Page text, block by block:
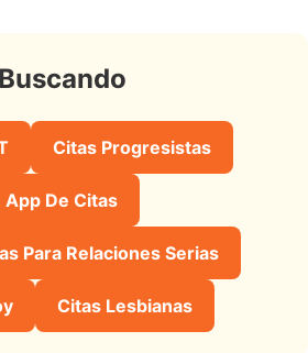
Buscando
Citas Progresistas
App De Citas
Para Relaciones Serias
Citas Lesbianas